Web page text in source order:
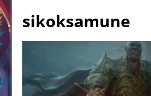
sikoksamune